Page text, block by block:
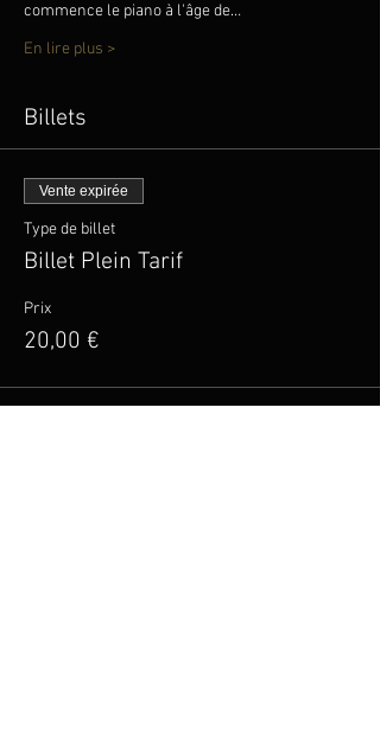
commence le piano à l'âge de…
En lire plus >
Billets
Vente expirée
Type de billet
Billet Plein Tarif
Prix
20,00 €